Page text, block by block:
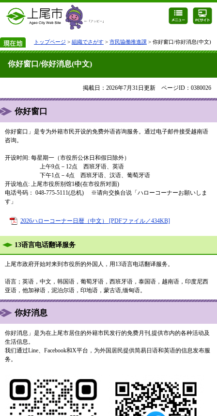
トップページ > 組織でさがす > 市民協働推進課 > 你好窗口/你好消息(中文)
你好窗口/你好消息(中文)
掲載日：2026年7月31日更新 ページID：0380026
你好窗口
你好窗口」是专为外籍市民开设的免费外语咨询服务。通过电子邮件接受越南语
咨询。
开设时间: 每星期一（市役所公休日和假日除外）
上午9点－12点 西班牙语、英语
下午1点－4点 西班牙语、汉语、葡萄牙语
开设地点: 上尾市役所别馆1楼(在市役所对面)
电话号码： 048-775-5111(总机) ※请向交换台说「ハローコーナーお願いしま
す」
2026ハローコーナー日暦（中文） [PDFファイル／434KB]
13语言电话翻译服务
上尾市政府开始对来到市役所的外国人，用13语言电话翻译服务。
语言；英语，中文，韩国语，葡萄牙语，西班牙语，泰国语，越南语，印度尼西
亚语，他加禄语，泥泊尔语，印地语，蒙古语,缅甸语。
你好消息
你好消息」是为在上尾市居住的外籍市民发行的免费月刊,提供市内的各种活动及
生活信息。
我们通过Line、Facebook和X平台，为外国居民提供简易日语和英语的信息发布服
务。